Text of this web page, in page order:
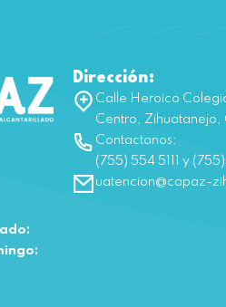
Dirección:
Calle Heroico
Centro,
Contactanos:
(755) 554 5111 y
uatencion@capaz-